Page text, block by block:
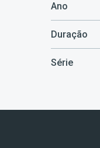
Ano
Duração
Série